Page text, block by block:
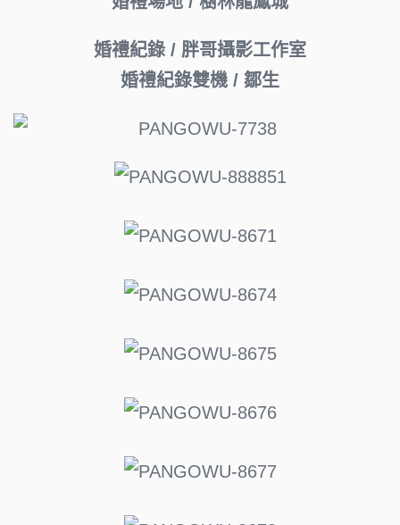
婚禮紀錄 / 胖哥攝影工作室
婚禮紀錄雙機 / 鄒生